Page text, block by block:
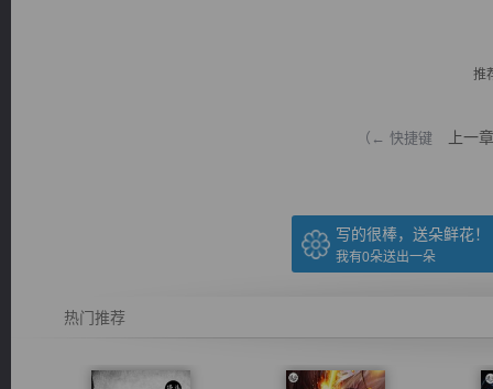
推
（← 快捷键 上一章
写的很棒，送朵鲜花！
我有0朵送出一朵
热门推荐